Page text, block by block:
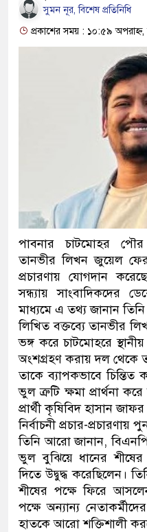
সুমন নূর, বিশেষ প্রতিনিধি
প্রকাশের সময় : ১০:৫৯ অপরাহ্ন,
পাবনার চাটমোহর
তানভীর লিখন জুয়েল ফের
প্রচারণায় যোগদান
সন্ধ্যায় সাংবাদিকদের
মাধ্যমে এ তথ্য জানান
লিখিত বক্তব্যে তানভীর
ভঙ্গ করে চাটমোহরে স্থানীয়
অংশগ্রহণ করায় দল থেকে
তাকে ব্যাপকভাবে
ভুল ত্রুটি ক্ষমা প্রার্থনা
প্রার্থী কৃষিবিদ হাসান
নির্বাচনী প্রচার-
তিনি আরো জানান,
ভুল বুঝিয়ে ধানের শীষের
দিতে উদ্বুদ্ধ করেছিলেন।
শীষের পক্ষে ফিরে
পক্ষে অন্যান্য
হাতকে আরো শক্তিশালী